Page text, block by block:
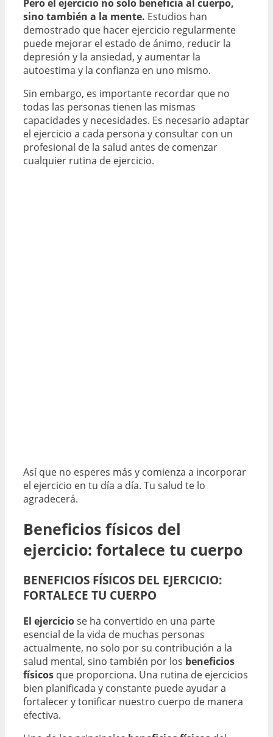
Pero el ejercicio no solo beneficia al cuerpo,
sino también a la mente. Estudios han
demostrado que hacer ejercicio regularmente
puede mejorar el estado de ánimo, reducir la
depresión y la ansiedad, y aumentar la
autoestima y la confianza en uno mismo.
Sin embargo, es importante recordar que no
todas las personas tienen las mismas
capacidades y necesidades. Es necesario adaptar
el ejercicio a cada persona y consultar con un
profesional de la salud antes de comenzar
cualquier rutina de ejercicio.
Así que no esperes más y comienza a incorporar
el ejercicio en tu día a día. Tu salud te lo
agradecerá.
Beneficios físicos del
ejercicio: fortalece tu cuerpo
BENEFICIOS FÍSICOS DEL EJERCICIO:
FORTALECE TU CUERPO
El ejerciciose ha convertido en una parte
esencial de la vida de muchas personas
actualmente, no solo por su contribución a la
salud mental, sino también por los beneficios
físicos que proporciona. Una rutina de ejercicios
bien planificada y constante puede ayudar a
fortalecer y tonificar nuestro cuerpo de manera
efectiva.